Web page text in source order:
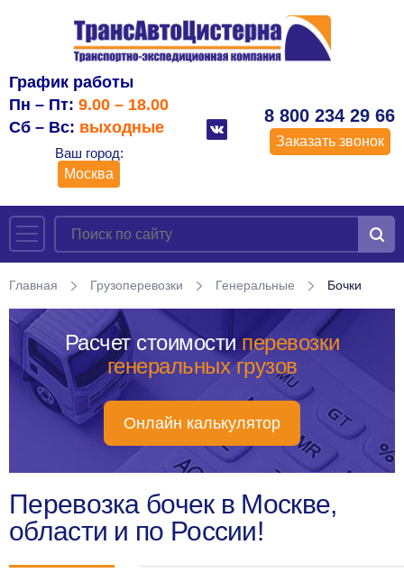
График работы
Пн – Пт: 9.00 – 18.00
Сб – Вс: выходные
Ваш город:
Москва
8 800 234 29 66
Заказать звонок
Главная Грузоперевозки Генеральные Бочки
Расчет стоимости перевозки
генеральных грузов
Онлайн калькулятор
Перевозка бочек в Москве,
области и по России!